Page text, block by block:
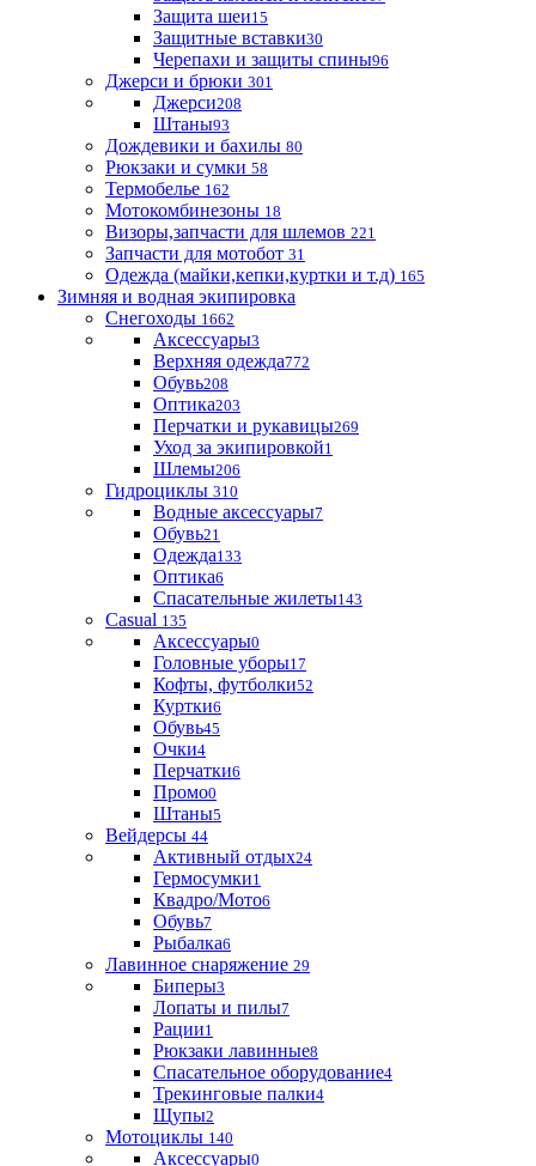
Защита шеи15
Защитные вставки30
Черепахи и защиты спины96
Джерси и брюки 301
Джерси208
Штаны93
Дождевики и бахилы 80
Рюкзаки и сумки 58
Термобелье 162
Мотокомбинезоны 18
Визоры,запчасти для шлемов 221
Запчасти для мотобот 31
Одежда (майки,кепки,куртки и т.д) 165
Зимняя и водная экипировка
Снегоходы 1662
Аксессуары3
Верхняя одежда772
Обувь208
Оптика203
Перчатки и рукавицы269
Уход за экипировкой1
Шлемы206
Гидроциклы 310
Водные аксессуары7
Обувь21
Одежда133
Оптика6
Спасательные жилеты143
Casual 135
Аксессуары0
Головные уборы17
Кофты, футболки52
Куртки6
Обувь45
Очки4
Перчатки6
Промо0
Штаны5
Вейдерсы 44
Активный отдых24
Гермосумки1
Квадро/Мото6
Обувь7
Рыбалка6
Лавинное снаряжение 29
Биперы3
Лопаты и пилы7
Рации1
Рюкзаки лавинные8
Спасательное оборудование4
Трекинговые палки4
Щупы2
Мотоциклы 140
Аксессуары0